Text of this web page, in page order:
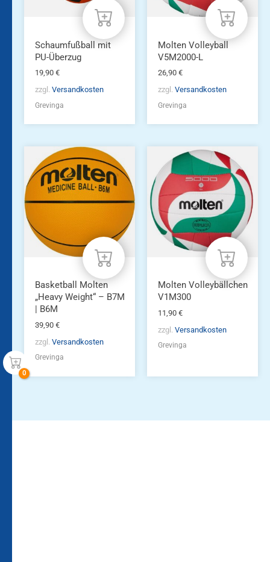
Schaumfußball mit
PU-Überzug
19,90 €
zzgl. Versandkosten
Grevinga
Molten Volleyball
V5M2000-L
26,90 €
zzgl. Versandkosten
Grevinga
Dieses
Produkt
weist
mehrere
Varianten
Optionen
können
Produktseite
gewählt
werden
Basketball Molten
„Heavy Weight“ – B7M
| B6M
39,90 €
zzgl. Versandkosten
Grevinga
Molten Volleybällchen
V1M300
11,90 €
zzgl. Versandkosten
Grevinga